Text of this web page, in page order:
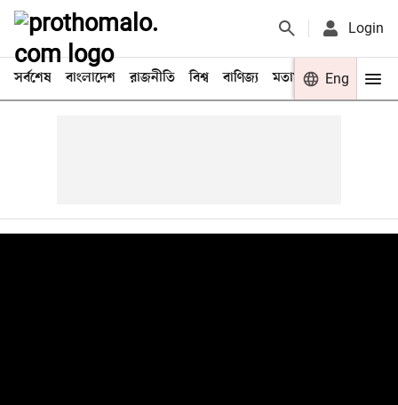
Login
সর্বশেষ বাংলাদেশ রাজনীতি বিশ্ব বাণিজ্য মতামত খেলা
Eng